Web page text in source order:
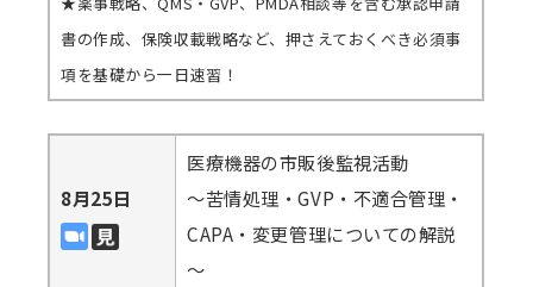
書の作成、保険収載戦略など、押さえておくべき必須事
項を基礎から一日速習！
8月25日
医療機器の市販後監視活動
～苦情処理・GVP・不適合管理・
CAPA・変更管理についての解説
～